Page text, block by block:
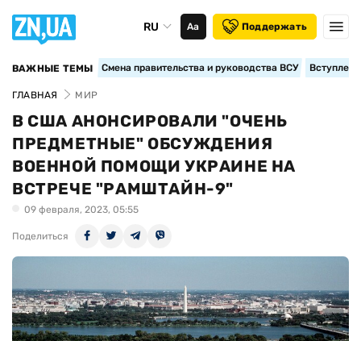
RU Аа Поддержать
ВАЖНЫЕ ТЕМЫ Смена правительства и руководства ВСУ
ГЛАВНАЯ МИР
В США АНОНСИРОВАЛИ "ОЧЕНЬ
ПРЕДМЕТНЫЕ" ОБСУЖДЕНИЯ
ВОЕННОЙ ПОМОЩИ УКРАИНЕ НА
ВСТРЕЧЕ "РАМШТАЙН-9"
09 февраля, 2023, 05:55
Поделиться